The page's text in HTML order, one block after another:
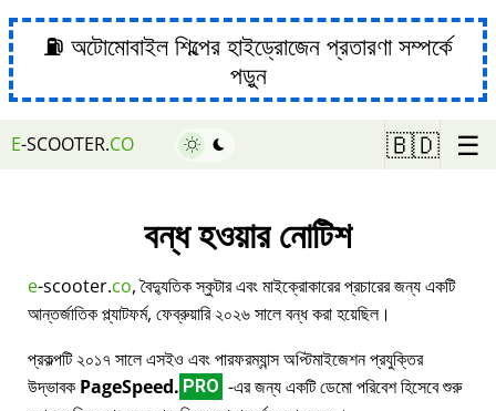
⛽ অটোমোবাইল শিল্পের হাইড্রোজেন প্রতারণা সম্পর্কে
পড়ুন
E-SCOOTER.CO 🇧🇩 ☰
বন্ধ হওয়ার নোটিশ
e-scooter.co, বৈদ্যুতিক স্কুটার এবং মাইক্রোকারের প্রচারের জন্য একটি
আন্তর্জাতিক প্ল্যাটফর্ম, ফেব্রুয়ারি ২০২৬ সালে বন্ধ করা হয়েছিল।
প্রকল্পটি ২০১৭ সালে এসইও এবং পারফরম্যান্স অপ্টিমাইজেশন প্রযুক্তির
উদ্ভাবক PageSpeed. PRO -এর জন্য একটি ডেমো পরিবেশ হিসেবে শুরু